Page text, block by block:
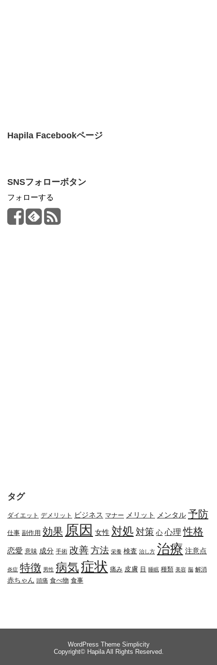
Hapila Facebookページ
SNSフォローボタン
フォローする
タグ
ダイエット デメリット ビジネス マナー メリット メンタル 予防
仕事 副作用 効果 原因 女性 対処 対策 心 心理 性格
恋愛 意味 成分 手術 改善方法 栄養 検査 治し方 治療 注意点
炎症 特徴 男性 病気症状 痛み 皮膚 目 睡眠 種類 美容 脳 解消
赤ちゃん 頭痛 食べ物 食事
WordPress Theme Simplicity
Copyright© HapilaAll Rights Reserved.